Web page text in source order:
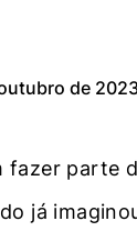
de
fazer parte
já